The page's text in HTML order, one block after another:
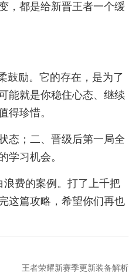
，都是给新晋王者一个缓
鼓励。它的存在，是为了
能就是你稳住心态、继续
得珍惜。
态；二、晋级后第一局全
学习机会。
浪费的案例。打了上千把
这篇攻略，希望你们再也
王者荣耀新赛季更新装备解析